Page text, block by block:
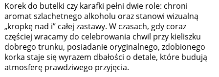
Korek do butelki czy karafki pełni dwie role: chroni
aromat szlachetnego alkoholu oraz stanowi wizualną
„kropkę nad i” całej zastawy. W czasach, gdy coraz
częściej wracamy do celebrowania chwil przy kieliszku
dobrego trunku, posiadanie oryginalnego, zdobionego
korka staje się wyrazem dbałości o detale, które budują
atmosferę prawdziwego przyjęcia.